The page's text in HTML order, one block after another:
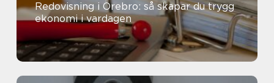
Redovisning i Örebro: så skapar du trygg
ekonomi i vardagen